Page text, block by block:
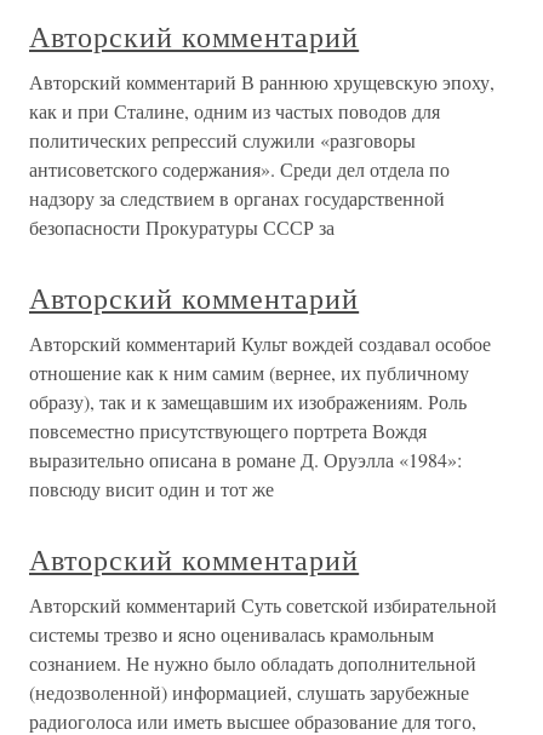
Авторский комментарий
Авторский комментарий В раннюю хрущевскую эпоху,
как и при Сталине, одним из частых поводов для
политических репрессий служили «разговоры
антисоветского содержания». Среди дел отдела по
надзору за следствием в органах государственной
безопасности Прокуратуры СССР за
Авторский комментарий
Авторский комментарий Культ вождей создавал особое
отношение как к ним самим (вернее, их публичному
образу), так и к замещавшим их изображениям. Роль
повсеместно присутствующего портрета Вождя
выразительно описана в романе Д. Оруэлла «1984»:
повсюду висит один и тот же
Авторский комментарий
Авторский комментарий Суть советской избирательной
системы трезво и ясно оценивалась крамольным
сознанием. Не нужно было обладать дополнительной
(недозволенной) информацией, слушать зарубежные
радиоголоса или иметь высшее образование для того,